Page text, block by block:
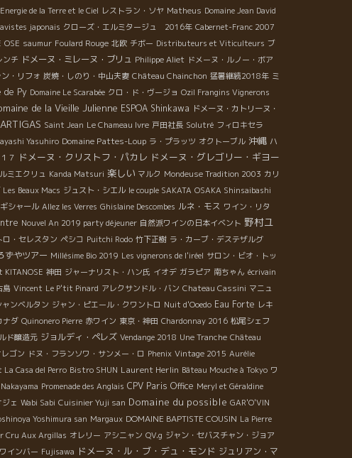
Energie de la Terre et le Ciel レストラン・ソヤ Matheus Domaine Jean David
japonais クローズ・エルミタージュ 2016年 Cabernet-Franc 2007
OSE saumur Foulard Rouge 北欧 チボー Distributeurs et Viticulteurs ブ
ンチ ドメーヌ・ミレーヌ・ブリュ Philippe Aliet ドメーヌ・ルノー・ボア
・リフォ 炭焼・しのり・中山夫妻 Château Chainchon 猛暑継続2018年 ミ
de Py Domaine Le Scarabée クロ・ド・ヴージョ Ozil Frangins Vignerons
de la Vieille Julienne ESPOA Shinkawa ドメーヌ・カトリーヌ・
Saint Jean Le Chameau Ivre 戸田社長 Solutré フィロキセラ
Yasuhiro Domaine Pattes-Loup ラ・プラッツ オクトーブル 沖縄 ハ
７ ドメーヌ・クリストフ・パカレ ドメーヌ・グレゴリー・ギヨー
ミエクリュ Kanda Matsuri 楽しい マルク Mondeuse Tradition 2003 カリ
Les Beaux Macs ジュスト・シエル le couple SAKATA OSAKA Shinsaibashi
シャール Allez les Verres Ghislaine Descombes ルネ・モス ワイン・リタ
Nouvel An 2019 party déjeuner 自然派ワインの日本イベント 野村ユ
ロ・セレスタン ペシコ Puitchi Rodo 竹下正樹 ラ・カーブ・デステザルグ
ずやツアー Millésime Bio 2019 Les vignerons de l'iréel サロン・ビオ・トッ
神田 ジャーナリスト・ハン氏 イオデ ガラピア 南ちゃん écrivain
島 Vincent Le P'tit Pinard アレクサンドル・バン Chateau Cassini マニュ
ンベルタン ジャン・ピエール・クワントロ Nuit d'Ooedo Eau Forte レキ
ナダ Quinonero Pierre 赤ワイン 東京・神田 Chardonnay 2016 松尾シェフ
ド醸造元 ジョルディ・ペレズ Vendange 2018 Une Tranche Château
ゴン ドヌ・フランソワ・サンメー・ロ Phenix Vintage 2015 Aurélie
Casa del Perro Bistro SHUN Laurent Herlin Bâteau Mouche à Tokyo ワ
Promenade des Anglais CPV Paris Office Meryl et Géraldine
ェ Wabi Sabi Cuisinier Yuji san Domaine du possible GAR'O'VIN
Yoshimura san Margaux DOMAINE BAPTISTE COUSIN La Pierre
Cru Aux Argillas オレリー アシニャン QV.g ジャン・セバスチャン・ジョア
ワインバー Fujisawa ドメーヌ・ル・ブ・デュ・モンド ジュリアン・マ